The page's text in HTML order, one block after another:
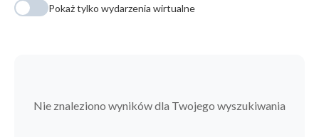
Pokaż tylko wydarzenia wirtualne
Nie znaleziono wyników dla Twojego wyszukiwania